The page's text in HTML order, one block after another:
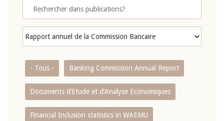
- Tous - Banking Commission Annual Report
Documents d’Etude et d’Analyse Economiques
Financial Inclusion statistics in WAEMU